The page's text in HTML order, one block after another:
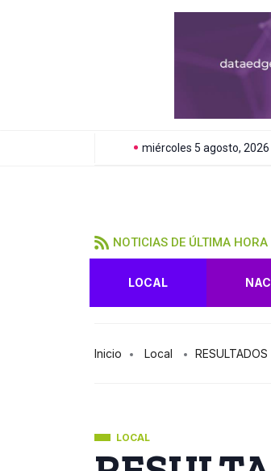
miércoles 5 agosto, 2026
NOTICIAS DE ÚLTIMA HORA
LOCAL
Inicio Local
LOCAL